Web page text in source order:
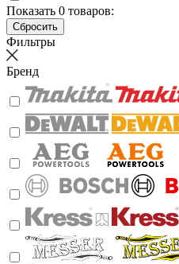
Показать 0 товаров:
Фильтры
Бренд